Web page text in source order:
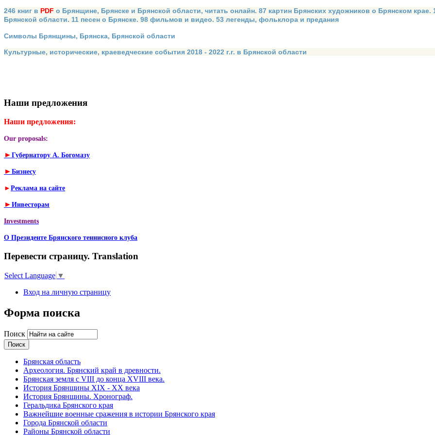
246 книг в PDF о Брянщине, Брянске и Брянской области, читать онлайн. 87 картин Брянских художников о Брянском
Брянской области. 11 песен о Брянске. 98 фильмов и видео. 53 легенды, фольклора и предания
Символы Брянщины, Брянска, Брянской области
Культурные, исторические, краеведческие события 2018 - 2022 г.г. в Брянской области
Наши предложения
Наши предложения:
Our proposals:
► Губернатору А. Богомазу
► Бизнесу
► Реклама на сайте
► Инвесторам
Investments
О Президенте Брянского теннисного клуба
Перевести страницу. Translation
Select Language ▼
Вход на личную страницу
Форма поиска
Поиск
Брянская область
Археология. Брянский край в древности.
Брянская земля с VIII до конца XVIII века.
История Брянщины XIX - XX века
История Брянщины. Хронограф.
Геральдика Брянского края
Важнейшие военные сражения в истории Брянского края
Города Брянской области
Районы Брянской области